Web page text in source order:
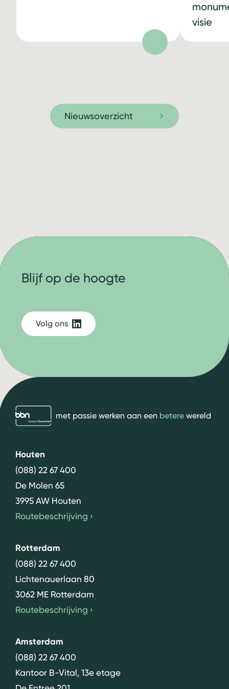
visie
Nieuwsoverzicht
bbn adviseursmet passie werken aan een beterewereld
Houten
(088) 22 67 400
De Molen 65
3995 AW Houten
Routebeschrijving ›
Rotterdam
(088) 22 67 400
Lichtenauerlaan 80
3062 ME Rotterdam
Routebeschrijving ›
Amsterdam
(088) 22 67 400
Kantoor B-Vital, 13e etage
Blijf op de hoogte
Volg ons